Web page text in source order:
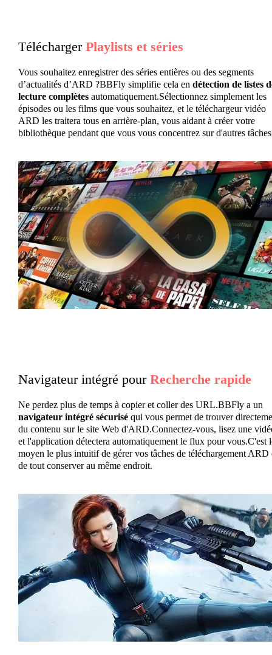
Télécharger Playlists et séries
Vous souhaitez enregistrer des séries entières ou des segments
d’actualités d’ARD ?BBFly simplifie cela en détection de listes
lecture complètes automatiquement.Sélectionnez simplement les
épisodes ou les films que vous souhaitez, et le téléchargeur vidéo
ARD les traitera tous en arrière-plan, vous aidant à créer votre
bibliothèque pendant que vous vous concentrez sur d'autres
Navigateur intégré pour Recherche rapide
Ne perdez plus de temps à copier et coller des URL.BBFly a un
navigateur intégré sécurisé qui vous permet de trouver
du contenu sur le site Web d'ARD.Connectez-vous, lisez une
et l'application détectera automatiquement le flux pour vous.C'est
moyen le plus intuitif de gérer vos tâches de téléchargement ARD
de tout conserver au même endroit.